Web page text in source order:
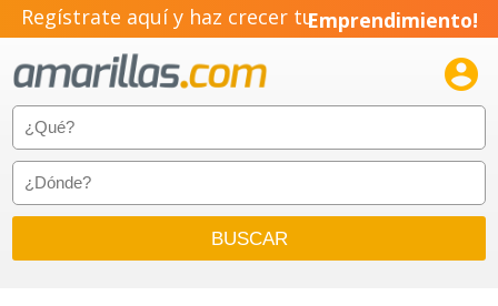
Regístrate aquí y haz crecer tuEmprendimiento!
